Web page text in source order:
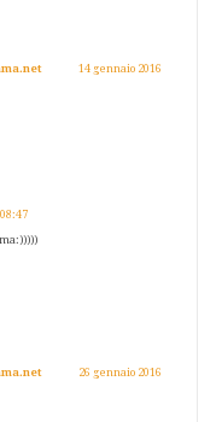
14 gennaio 2016
26 gennaio 2016